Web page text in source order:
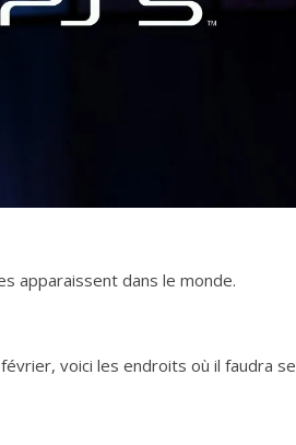
apparaissent dans le monde.
voici les endroits où il faudra se